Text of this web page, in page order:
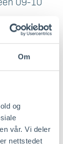
Om
og
vår. Vi deler
nettstedet
11-12
16
18
09-10
11-12
16